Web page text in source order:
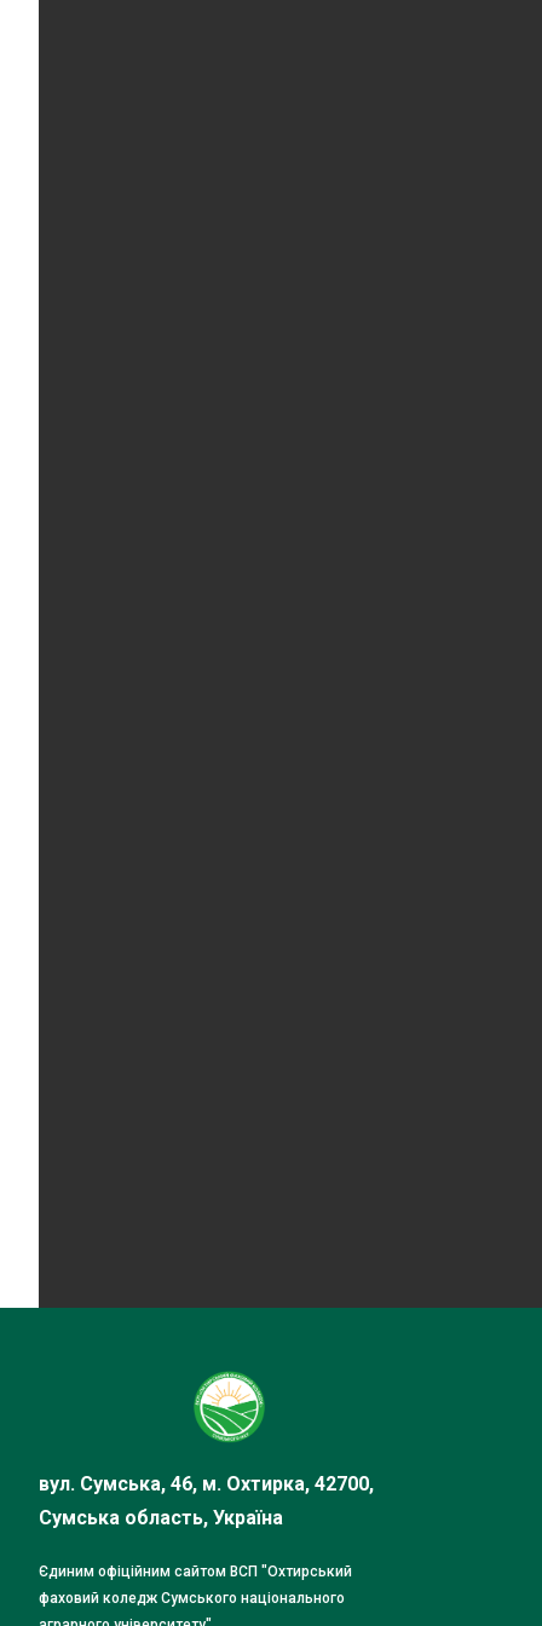
вул. Сумська, 46, м. Охтирка, 42700,
Сумська область, Україна
Єдиним офіційним сайтом ВСП "Охтирський
фаховий коледж Сумського національного